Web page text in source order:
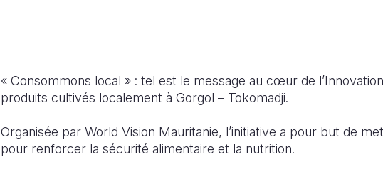
« Consommons local » : tel est le message au cœur de
produits cultivés localement à Gorgol – Tokomadji.
Organisée par World Vision Mauritanie, l’initiative a pour but de
pour renforcer la sécurité alimentaire et la nutrition.